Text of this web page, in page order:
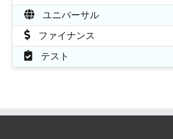
ユニバーサル
ファイナンス
テスト